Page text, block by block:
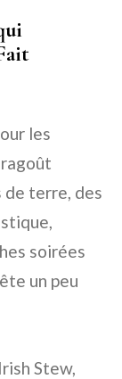
les
de terre, des
soirées
un peu
Stew,